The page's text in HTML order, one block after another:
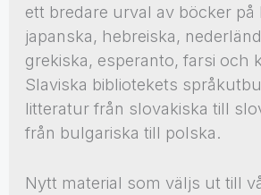
ett bredare urval av böcker på
japanska, hebreiska,
grekiska, esperanto, farsi och
Slaviska bibliotekets
litteratur från slovakiska till
från bulgariska till polska.
Nytt material som väljs ut till